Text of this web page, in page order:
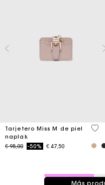
Tarjetero Miss M de piel
naplak
Price reduced from
€ 95,00to-50% € 47,50
5
39 / 107 productos
Más